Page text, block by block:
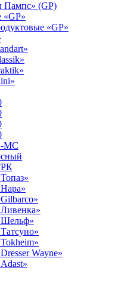
Пампс» (GP)
«GP»
«GP»
МС
Wayne»